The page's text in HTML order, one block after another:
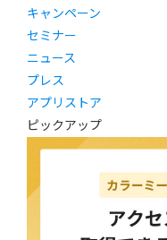
キャンペーン
セミナー
ニュース
プレス
アプリストア
ピックアップ